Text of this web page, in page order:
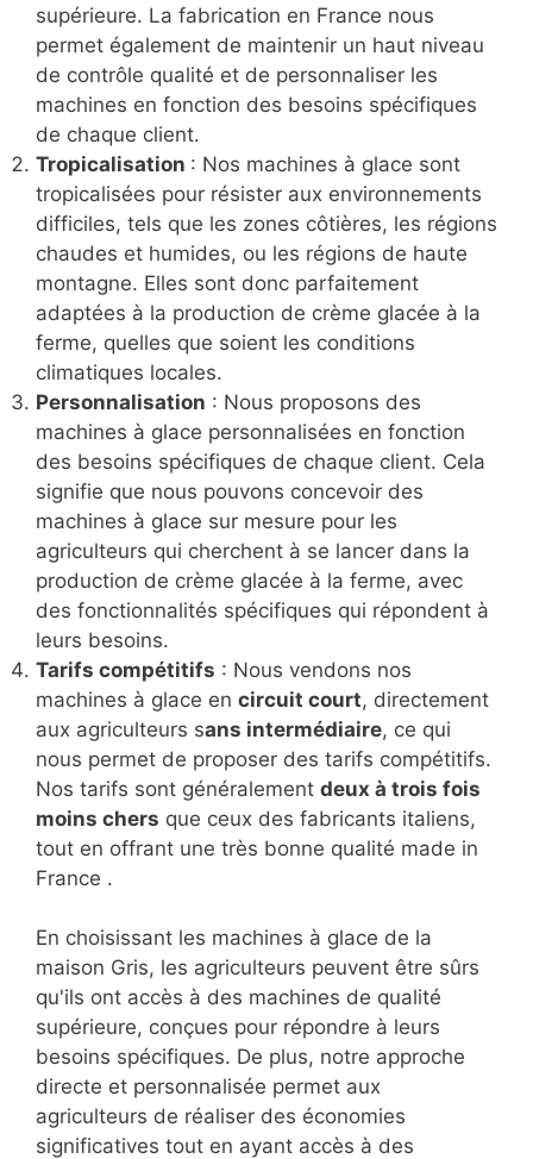
supérieure. La fabrication en France nous
permet également de maintenir un haut niveau
de contrôle qualité et de personnaliser les
machines en fonction des besoins spécifiques
de chaque client.
Tropicalisation : Nos machines à glace sont
tropicalisées pour résister aux environnements
difficiles, tels que les zones côtières, les régions
chaudes et humides, ou les régions de haute
montagne. Elles sont donc parfaitement
adaptées à la production de crème glacée à la
ferme, quelles que soient les conditions
climatiques locales.
Personnalisation : Nous proposons des
machines à glace personnalisées en fonction
des besoins spécifiques de chaque client. Cela
signifie que nous pouvons concevoir des
machines à glace sur mesure pour les
agriculteurs qui cherchent à se lancer dans la
production de crème glacée à la ferme, avec
des fonctionnalités spécifiques qui répondent à
leurs besoins.
Tarifs compétitifs : Nous vendons nos
machines à glace en circuit court, directement
aux agriculteurs sans intermédiaire, ce qui
nous permet de proposer des tarifs compétitifs.
Nos tarifs sont généralement deux à trois fois
moins chers que ceux des fabricants italiens,
tout en offrant une très bonne qualité made in
France .
En choisissant les machines à glace de la
maison Gris, les agriculteurs peuvent être sûrs
qu'ils ont accès à des machines de qualité
supérieure, conçues pour répondre à leurs
besoins spécifiques. De plus, notre approche
directe et personnalisée permet aux
agriculteurs de réaliser des économies
significatives tout en ayant accès à des